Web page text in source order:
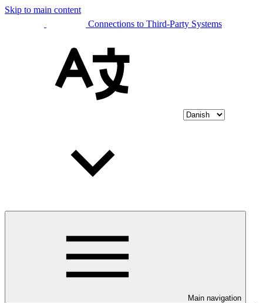
Skip to main content
Connections to Third-Party Systems
Main navigation